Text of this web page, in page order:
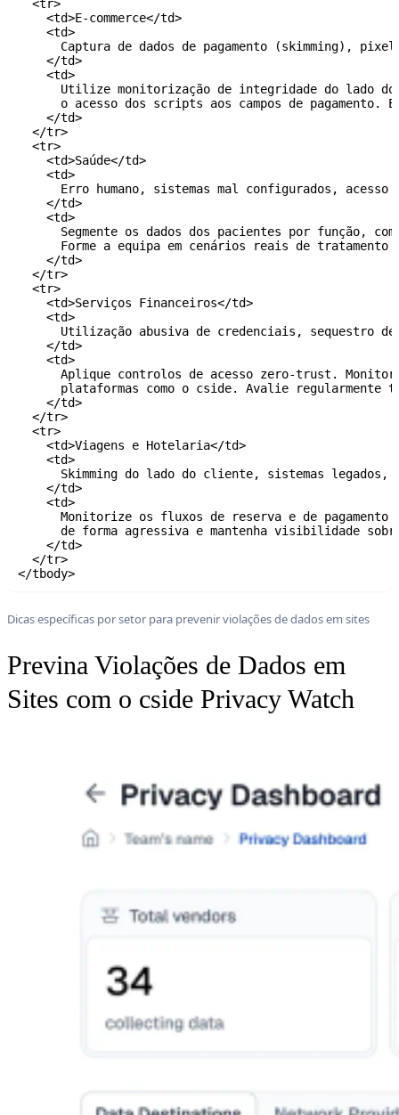
  <tr>
    <td>E-commerce</td>
    <td>
Captura de dados de pagamento (skimming),
    </td>
    <td>
Utilize monitorização de integridade do lado
o acesso dos scripts aos campos de pagamento.
    </td>
  </tr>
  <tr>
    <td>Saúde</td>
    <td>
Erro humano, sistemas mal configurados, acesso
    </td>
    <td>
Segmente os dados dos pacientes por função,
Forme a equipa em cenários reais de tratamento
    </td>
  </tr>
  <tr>
    <td>Serviços Financeiros</td>
    <td>
Utilização abusiva de credenciais, sequestro
    </td>
    <td>
Aplique controlos de acesso zero-trust.
plataformas como o cside. Avalie regularmente
    </td>
  </tr>
  <tr>
    <td>Viagens e Hotelaria</td>
    <td>
Skimming do lado do cliente, sistemas legados,
    </td>
    <td>
Monitorize os fluxos de reserva e de pagamento
de forma agressiva e mantenha visibilidade
    </td>
  </tr>
Dicas específicas por setor para prevenir violações de dados em sites
Previna Violações de Dados em
Sites com o cside Privacy Watch